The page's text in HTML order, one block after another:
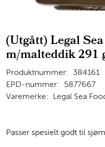
(Utgått) Legal
m/malteddik 291
Produktnummer:
384161
EPD-nummer:
5877667
Varemerke:
Legal Sea
Passer spesielt godt til